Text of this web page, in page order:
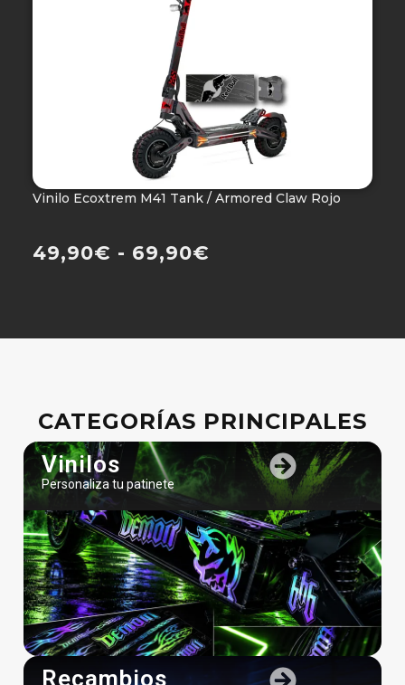
Vinilo Ecoxtrem M41 Tank / Armored Claw Rojo
49,90€ - 69,90€
CATEGORÍAS PRINCIPALES
Vinilos
Personaliza tu patinete
Recambios